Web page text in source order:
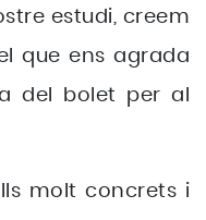
estudi, creem
que ens agrada
del bolet per al
molt concrets i